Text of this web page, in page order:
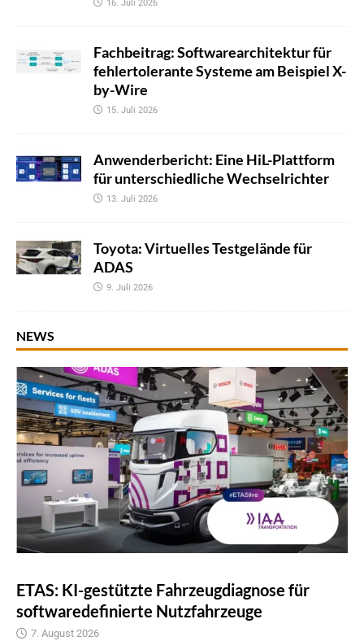
16. Juli 2026
Fachbeitrag: Softwarearchitektur für
fehlertolerante Systeme am Beispiel X-
by-Wire
15. Juli 2026
Anwenderbericht: Eine HiL-Plattform
für unterschiedliche Wechselrichter
13. Juli 2026
Toyota: Virtuelles Testgelände für
ADAS
9. Juli 2026
NEWS
ETAS: KI-gestützte Fahrzeugdiagnose für
softwaredefinierte Nutzfahrzeuge
7. August 2026